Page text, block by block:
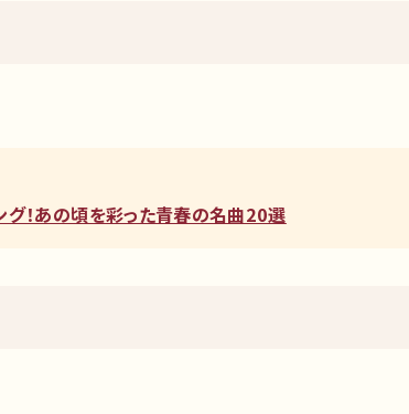
！あの頃を彩った青春の名曲20選